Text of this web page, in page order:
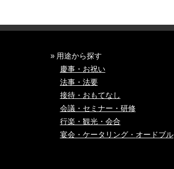
» 用途から探す
慶事・お祝い
法事・法要
接待・おもてなし
会議・セミナー・研修
行楽・観光・会合
宴会・ケータリング・ オードブル